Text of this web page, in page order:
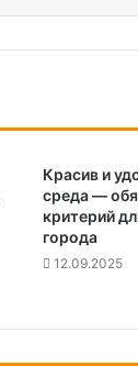
Красив и
среда —
критерий
города
12.09.2025